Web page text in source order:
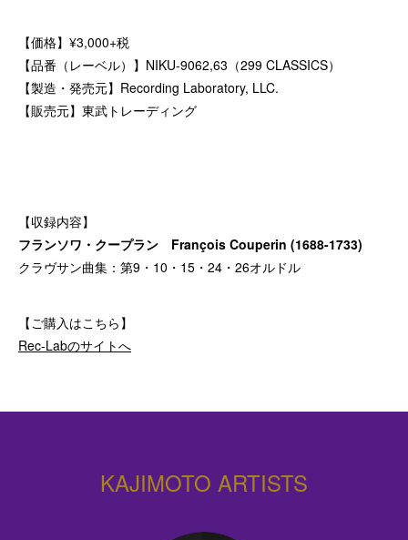
【価格】¥3,000+税
【品番（レーベル）】NIKU-9062,63（299 CLASSICS）
【製造・発売元】Recording Laboratory, LLC.
【販売元】東武トレーディング
【収録内容】
フランソワ・クープラン François Couperin (1688-1733)
クラヴサン曲集：第9・10・15・24・26オルドル
【ご購入はこちら】
Rec-Labのサイトへ
KAJIMOTO ARTISTS